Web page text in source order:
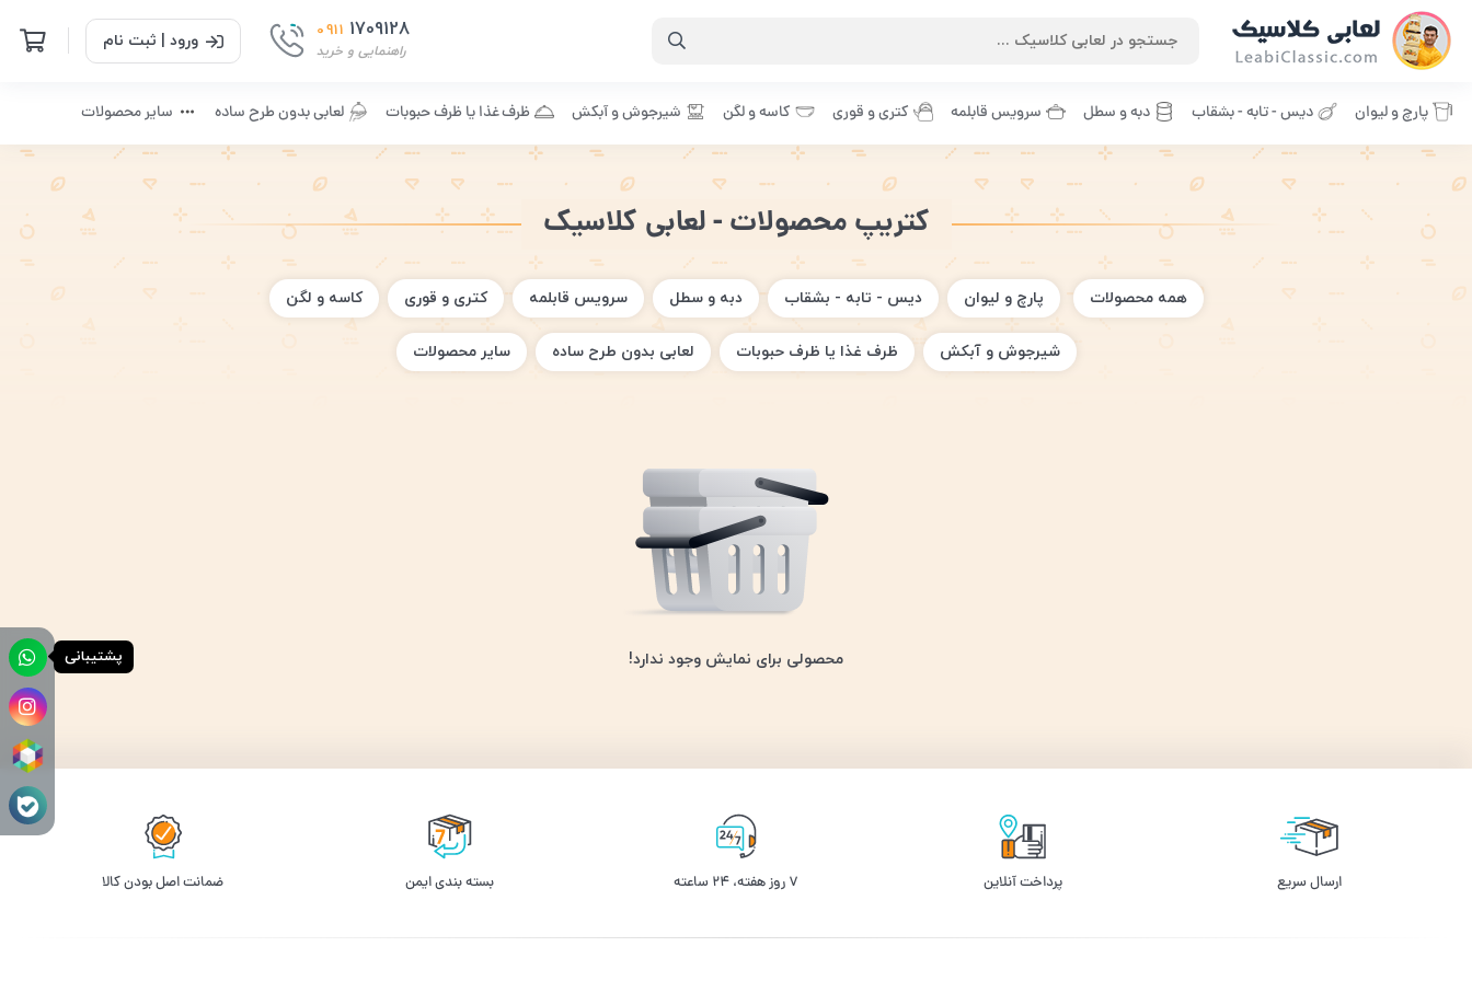
0911 1709128
راهنمایی و خرید ورود | ثبت نام
پارچ و لیوان دیس - تابه - بشقاب دبه و سطل سرویس قابلمه کتری و قوری کاسه و لگن شیرجوش و آبکش ظرف غذا یا ظرف حبوبات لعابی بدون طرح ساده سایر محصولات
کتریپ محصولات - لعابی کلاسیک
همه محصولات پارچ و لیوان دیس - تابه - بشقاب دبه و سطل سرویس قابلمه کتری و قوری کاسه و لگن
شیرجوش و آبکش ظرف غذا یا ظرف حبوبات لعابی بدون طرح ساده سایر محصولات
محصولی برای نمایش وجود ندارد! پشتیبانی
ارسال سریع پرداخت آنلاین ۷ روز ﻫﻔﺘﻪ، ۲۴ ﺳﺎﻋﺘﻪ بسته بندی ایمن ﺿﻤﺎﻧﺖ اﺻﻞ ﺑﻮدن ﮐﺎﻟﺎ